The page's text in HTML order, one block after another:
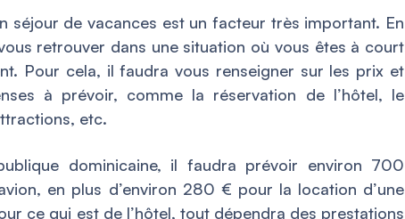
séjour de vacances est un facteur très important. En
retrouver dans une situation où vous êtes à court
Pour cela, il faudra vous renseigner sur les prix et
à prévoir, comme la réservation de l’hôtel, le
etc.
dominicaine, il faudra prévoir environ 700
en plus d’environ 280 € pour la location d’une
ce qui est de l’hôtel, tout dépendra des prestations